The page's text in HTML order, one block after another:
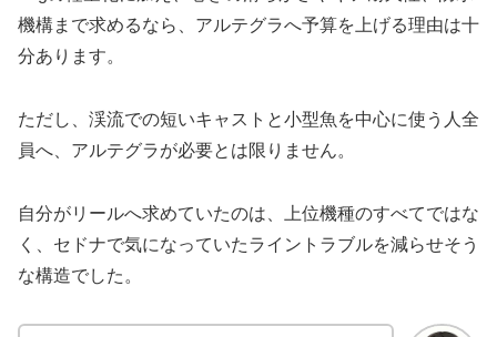
機構まで求めるなら、アルテグラへ予算を上げる理由は十
分あります。
ただし、渓流での短いキャストと小型魚を中心に使う人全
員へ、アルテグラが必要とは限りません。
自分がリールへ求めていたのは、上位機種のすべてではな
く、セドナで気になっていたライントラブルを減らせそう
な構造でした。